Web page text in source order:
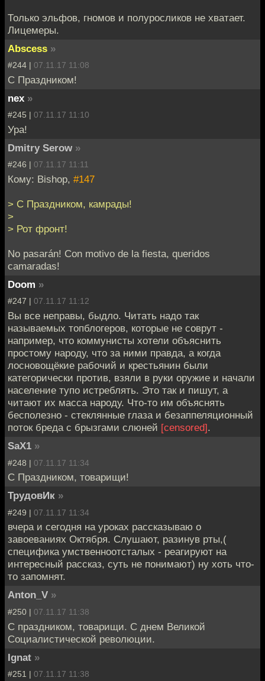
Только эльфов, гномов и полуросликов не хватает.
Лицемеры.
Abscess »
#244 | 07.11.17 11:08
C Праздником!
nex »
#245 | 07.11.17 11:10
Ура!
Dmitry Serow »
#246 | 07.11.17 11:11
Кому: Bishop, #147
> С Праздником, камрады!
>
> Рот фронт!
No pasarán! Con motivo de la fiesta, queridos
camaradas!
Doom »
#247 | 07.11.17 11:12
Вы все неправы, быдло. Читать надо так
называемых топблогеров, которые не соврут -
например, что коммунисты хотели объяснить
простому народу, что за ними правда, а когда
лосновощёкие рабочий и крестьянин были
категорически против, взяли в руки оружие и начали
население тупо истреблять. Это так и пишут, а
читают их масса народу. Что-то им объяснять
бесполезно - стеклянные глаза и безаппеляционный
поток бреда с брызгами слюней [censored].
SaX1 »
#248 | 07.11.17 11:34
С Праздником, товарищи!
ТрудовИк »
#249 | 07.11.17 11:34
вчера и сегодня на уроках рассказываю о
завоеваниях Октября. Слушают, разинув рты,(
специфика умственноотсталых - реагируют на
интересный рассказ, суть не понимают) ну хоть что-
то запомнят.
Anton_V »
#250 | 07.11.17 11:38
С праздником, товарищи. С днем Великой
Социалистической революции.
Ignat »
#251 | 07.11.17 11:38